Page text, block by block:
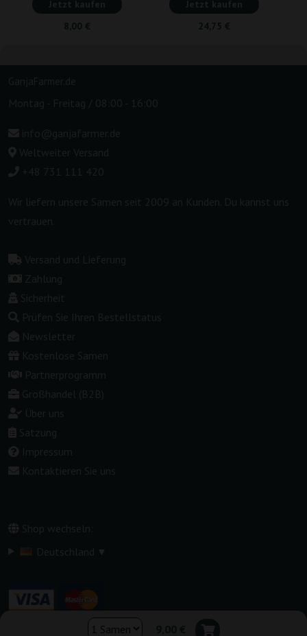
Jetzt kaufen
8,00 €
Jetzt kaufen
24,75 €
GanjaFarmer.de
Montag - Freitag / 08:00 - 16:00
info@ganjafarmer.de
Weltweiter Versand
+48 731 111 420
Wir liefern unsere Samen seit 2009 an Kunden. Du kannst uns
vertrauen.
Versand und Lieferung
Zahlung
Sicherheit
Prüfen Sie Ihren Bestellstatus
Newsletter
Kostenlose Samen
Partnerprogramm
Großhandel (B2B)
Über uns
Satzung
Impressum
Kontaktieren Sie uns
Shop wechseln:
Deutschland ▾